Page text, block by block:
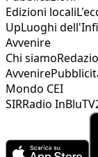
Edizioni locali
UpLuoghi
Avvenire
Chi siamo
Avvenire
Mondo CEI
SIRRadio InBlu